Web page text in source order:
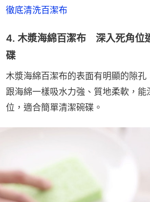
徹底清洗百潔布
4. 木漿海綿百潔布 深入死角位
碟
木漿海綿百潔布的表面有明顯的隙孔
跟海綿一樣吸水力強、質地柔軟，能
位，適合簡單清潔碗碟。